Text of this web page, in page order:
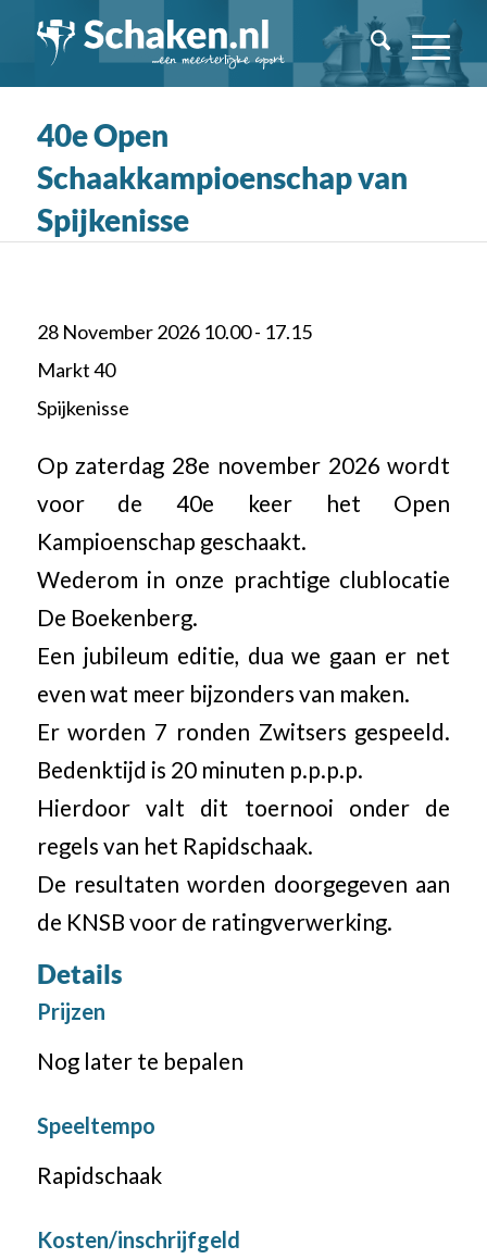
40e Open
Schaakkampioenschap van
Spijkenisse
28 November 2026 10.00 - 17.15
Markt 40
Spijkenisse
Op zaterdag 28e november 2026 wordt
voor de 40e keer het Open
Kampioenschap geschaakt.
Wederom in onze prachtige clublocatie
De Boekenberg.
Een jubileum editie, dua we gaan er net
even wat meer bijzonders van maken.
Er worden 7 ronden Zwitsers gespeeld.
Bedenktijd is 20 minuten p.p.p.p.
Hierdoor valt dit toernooi onder de
regels van het Rapidschaak.
De resultaten worden doorgegeven aan
de KNSB voor de ratingverwerking.
Details
Prijzen
Nog later te bepalen
Speeltempo
Rapidschaak
Kosten/inschrijfgeld